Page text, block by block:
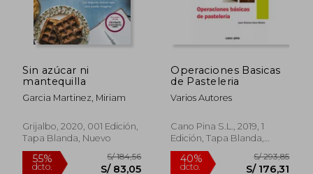
55% S/ 233,04 55% S/
Sin azúcar ni
mantequilla
Garcia Martinez, Miriam
Grijalbo, 2020, 001 Edición,
Tapa Blanda, Nuevo
Operaciones Basicas
de Pasteleria
Varios Autores
Cano Pina S.L., 2019, 1
Edición, Tapa Blanda,
Nuevo